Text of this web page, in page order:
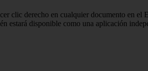
clic derecho en cualquier documento en el
estará disponible como una aplicación